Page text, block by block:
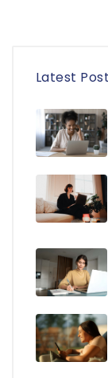
Latest